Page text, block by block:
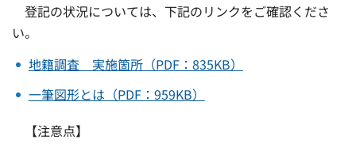
登記の状況については、下記のリンクをご確認くださ
い。
地籍調査 実施箇所（PDF：835KB）
一筆図形とは（PDF：959KB）
【注意点】